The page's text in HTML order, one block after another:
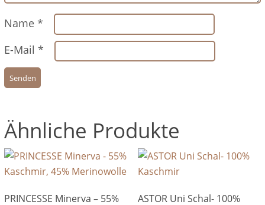
Name *
E-Mail *
Ähnliche Produkte
PRINCESSE Minerva – 55%
ASTOR Uni Schal- 100%